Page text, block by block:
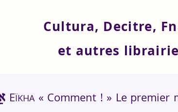
Cultura, Decitre,
et autres
אֵיכָה EÏKHA« Comment ! » Le premier